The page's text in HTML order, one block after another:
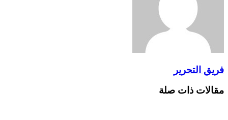
فريق التحرير
مقالات ذات صلة